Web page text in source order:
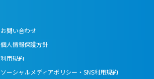
お問い合わせ
個人情報保護方針
利用規約
ソーシャルメディアポリシー・SNS利用規約